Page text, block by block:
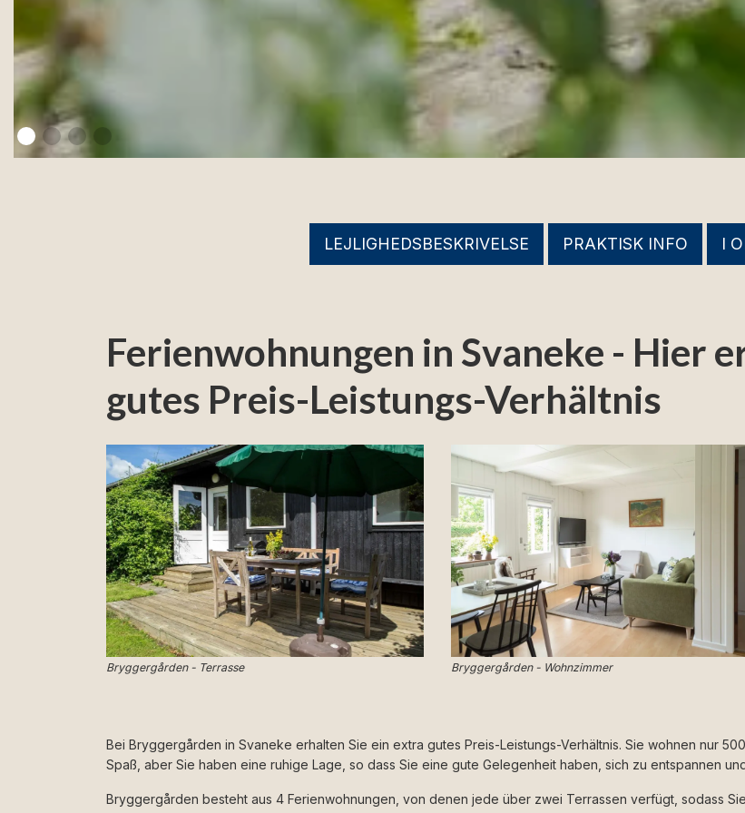
LEJLIGHEDSBESKRIVELSE PRAKTISK INFO I
Ferienwohnungen in Svaneke - Hier
gutes Preis-Leistungs-Verhältnis
Bryggergården - Terrasse Bryggergården - Wohnzimmer
Bei Bryggergården in Svaneke erhalten Sie ein extra gutes Preis-Leistungs-Verhältnis. Sie wohnen nur
Spaß, aber Sie haben eine ruhige Lage, so dass Sie eine gute Gelegenheit haben, sich zu entspannen
Bryggergården besteht aus 4 Ferienwohnungen, von denen jede über zwei Terrassen verfügt, sodass